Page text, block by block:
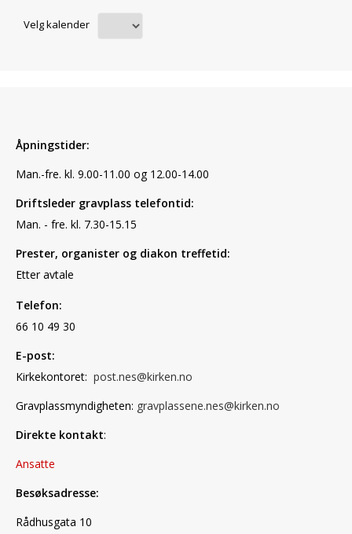
Velg kalender
Åpningstider:
Man.-fre. kl. 9.00-11.00 og 12.00-14.00
Driftsleder gravplass telefontid:
Man. - fre. kl. 7.30-15.15
Prester, organister og diakon treffetid:
Etter avtale
Telefon:
66 10 49 30
E-post:
Kirkekontoret: post.nes@kirken.no
Gravplassmyndigheten: gravplassene.nes@kirken.no
Direkte kontakt:
Ansatte
Besøksadresse:
Rådhusgata 10